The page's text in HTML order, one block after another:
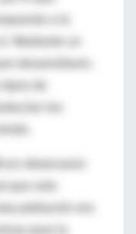
a la